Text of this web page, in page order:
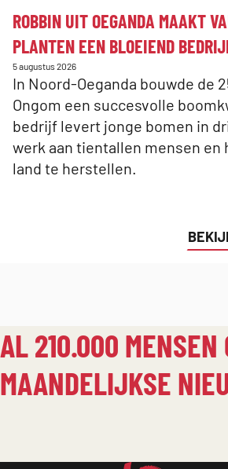
:
ROBBIN UIT OEGANDA MAAKT
PLANTEN EEN BLOEIEND
Gepubliceerd
op:
5 augustus 2026
In Noord-Oeganda bouwde de
Ongom een succesvolle
bedrijf levert jonge bomen in
werk aan tientallen mensen en
land te herstellen.
AL 210.000 MENSEN
MAANDELIJKSE